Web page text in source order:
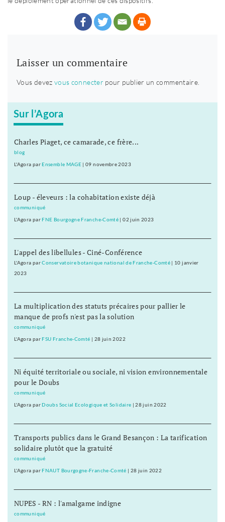
Laisser un commentaire
Vous devez vous connecter pour publier un commentaire.
Sur l’Agora
Charles Piaget, ce camarade, ce frère...
blog
L'Agora parEnsemble MAGE |09 novembre 2023
Loup - éleveurs : la cohabitation existe déjà
communiqué
L'Agora parFNE Bourgogne Franche-Comté |02 juin 2023
L'appel des libellules - Ciné-Conférence
L'Agora parConservatoire botanique national de Franche-Comté| 10 janvier
2023
La multiplication des statuts précaires pour pallier le
manque de profs n'est pas la solution
communiqué
L'Agora parFSU Franche-Comté | 28 juin 2022
Ni équité territoriale ou sociale, ni vision environnementale
pour le Doubs
communiqué
L'Agora parDoubs Social Ecologique et Solidaire |28 juin 2022
Transports publics dans le Grand Besançon : La tarification
solidaire plutôt que la gratuité
communiqué
L'Agora parFNAUT Bourgogne-Franche-Comté | 28 juin 2022
NUPES - RN : l'amalgame indigne
communiqué